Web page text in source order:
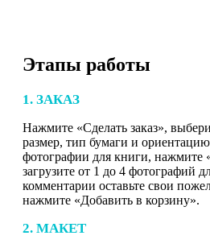
Этапы работы
1. ЗАКАЗ
Нажмите «Сделать заказ»,
размер, тип бумаги и
фотографии для книги, нажмите
загрузите от 1 до 4 фотографий
комментарии оставьте свои
нажмите «Добавить в корзину».
2. МАКЕТ